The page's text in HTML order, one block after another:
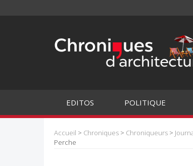
EDITOS POLITIQUE
Accueil > Chroniques > Chroniqueurs >
Perche